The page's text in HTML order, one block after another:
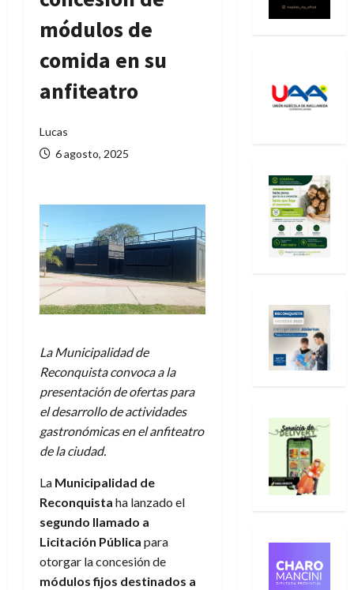
módulos de
comida en su
anfiteatro
Lucas
6 agosto, 2025
La Municipalidad de
Reconquista convoca a la
presentación de ofertas para
el desarrollo de actividades
gastronómicas en el anfiteatro
de la ciudad.
La Municipalidad de
Reconquista ha lanzado el
segundo llamado a
Licitación Pública para
otorgar la concesión de
módulos fijos destinados a